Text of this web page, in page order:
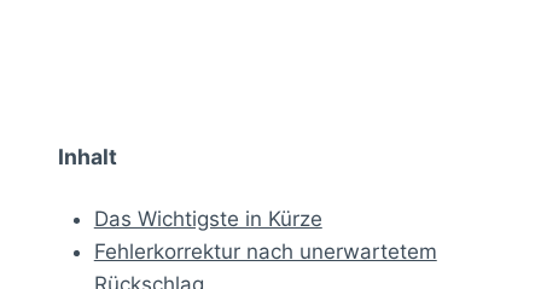
Inhalt
Das Wichtigste in Kürze
Fehlerkorrektur nach unerwartetem
Rückschlag